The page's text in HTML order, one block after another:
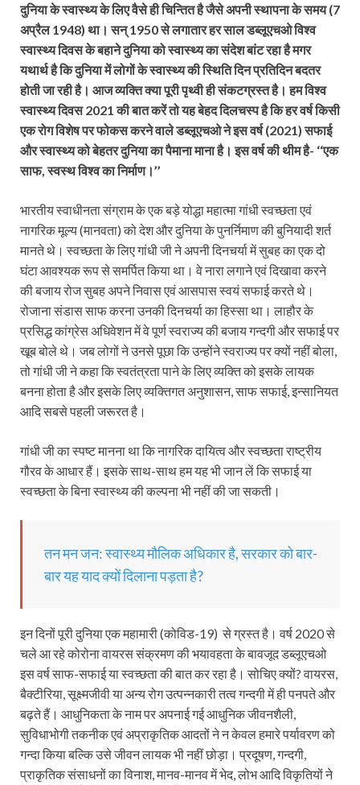
दुनिया के स्वास्थ्य के लिए वैसे ही चिन्तित है जैसे अपनी स्थापना के समय (7
अप्रैल 1948) था। सन् 1950 से लगातार हर साल डब्लूएचओ विश्व
स्वास्थ्य दिवस के बहाने दुनिया को स्वास्थ्य का संदेश बांट रहा है मगर
यथार्थ है कि दुनिया में लोगों के स्वास्थ्य की स्थिति दिन प्रतिदिन बदतर
होती जा रही है। आज व्यक्ति क्या पूरी पृथ्वी ही संकटग्रस्त है। हम विश्व
स्वास्थ्य दिवस 2021 की बात करें तो यह बेहद दिलचस्प है कि हर वर्ष किसी
एक रोग विशेष पर फोकस करने वाले डब्लूएचओ ने इस वर्ष (2021) सफाई
और स्वास्थ्य को बेहतर दुनिया का पैमाना माना है। इस वर्ष की थीम है- ‘‘एक
साफ, स्वस्थ विश्व का निर्माण।’’
भारतीय स्वाधीनता संग्राम के एक बड़े योद्धा महात्मा गांधी स्वच्छता एवं
नागरिक मूल्य (मानवता) को देश और दुनिया के पुनर्निमाण की बुनियादी शर्त
मानते थे। स्वच्छता के लिए गांधी जी ने अपनी दिनचर्या में सुबह का एक दो
घंटा आवश्यक रूप से समर्पित किया था। वे नारा लगाने एवं दिखावा करने
की बजाय रोज सुबह अपने निवास एवं आसपास स्वयं सफाई करते थे।
रोजाना संडास साफ करना उनकी दिनचर्या का हिस्सा था। लाहौर के
प्रसिद्ध कांग्रेस अधिवेशन में वे पूर्ण स्वराज्य की बजाय गन्दगी और सफाई पर
खूब बोले थे। जब लोगों ने उनसे पूछा कि उन्होंने स्वराज्य पर क्यों नहीं बोला,
तो गांधी जी ने कहा कि स्वतंत्रता पाने के लिए व्यक्ति को इसके लायक
बनना होता है और इसके लिए व्यक्तिगत अनुशासन, साफ सफाई, इन्सानियत
आदि सबसे पहली जरूरत है।
गांधी जी का स्पष्ट मानना था कि नागरिक दायित्व और स्वच्छता राष्ट्रीय
गौरव के आधार हैं। इसके साथ-साथ हम यह भी जान लें कि सफाई या
स्वच्छता के बिना स्वास्थ्य की कल्पना भी नहीं की जा सकती।
तन मन जन: स्वास्थ्य मौलिक अधिकार है, सरकार को बार-
बार यह याद क्यों दिलाना पड़ता है?
इन दिनों पूरी दुनिया एक महामारी (कोविड-19) से ग्रस्त है। वर्ष 2020 से
चले आ रहे कोरोना वायरस संक्रमण की भयावहता के बावजूद डब्लूएचओ
इस वर्ष साफ-सफाई या स्वच्छता की बात कर रहा है। सोचिए क्यों? वायरस,
बैक्टीरिया, सूक्ष्मजीवी या अन्य रोग उत्पन्नकारी तत्व गन्दगी में ही पनपते और
बढ़ते हैं। आधुनिकता के नाम पर अपनाई गई आधुनिक जीवनशैली,
सुविधाभोगी तकनीक एवं अप्राकृतिक आदतों ने न केवल हमारे पर्यावरण को
गन्दा किया बल्कि उसे जीवन लायक भी नहीं छोड़ा। प्रदूषण, गन्दगी,
प्राकृतिक संसाधनों का विनाश, मानव-मानव में भेद, लोभ आदि विकृतियों ने